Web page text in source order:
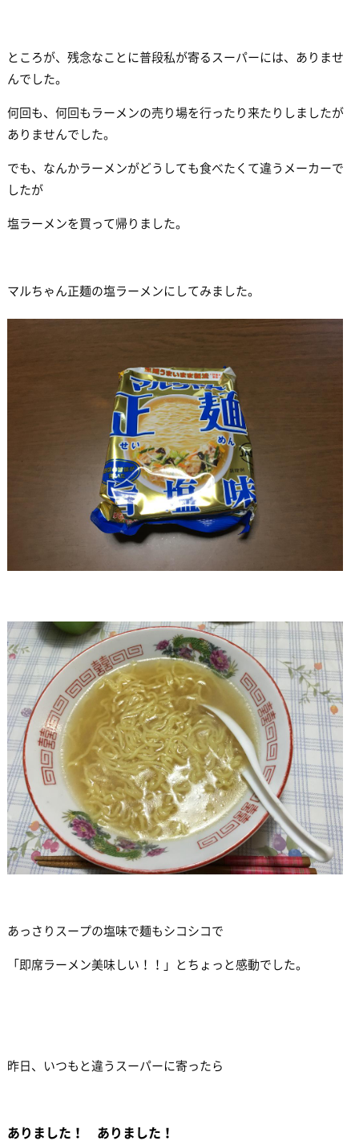
ところが、残念なことに普段私が寄るスーパーには、ありませ
んでした。
何回も、何回もラーメンの売り場を行ったり来たりしましたが
ありませんでした。
でも、なんかラーメンがどうしても食べたくて違うメーカーで
したが
塩ラーメンを買って帰りました。
マルちゃん正麺の塩ラーメンにしてみました。
あっさりスープの塩味で麺もシコシコで
「即席ラーメン美味しい！！」とちょっと感動でした。
昨日、いつもと違うスーパーに寄ったら
ありました！ ありました！